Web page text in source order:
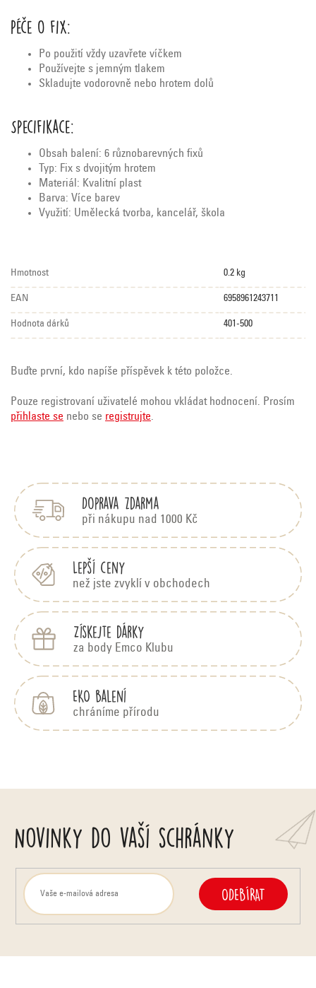
Péče o fix:
Po použití vždy uzavřete víčkem
Používejte s jemným tlakem
Skladujte vodorovně nebo hrotem dolů
Specifikace:
Obsah balení: 6 různobarevných fixů
Typ: Fix s dvojitým hrotem
Materiál: Kvalitní plast
Barva: Více barev
Využití: Umělecká tvorba, kancelář, škola
Hmotnost 0.2 kg
EAN 6958961243711
Hodnota dárků 401-500
Buďte první, kdo napíše příspěvek k této položce.
Pouze registrovaní uživatelé mohou vkládat hodnocení. Prosím
přihlaste se nebo se registrujte.
Doprava zdarma
při nákupu nad 1000 Kč
Lepší ceny
než jste zvyklí v obchodech
Získejte dárky
za body Emco Klubu
EKO balení
chráníme přírodu
Novinky do vaší schránky
ODEBÍRAT